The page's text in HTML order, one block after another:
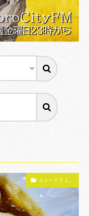
カレーですよ。